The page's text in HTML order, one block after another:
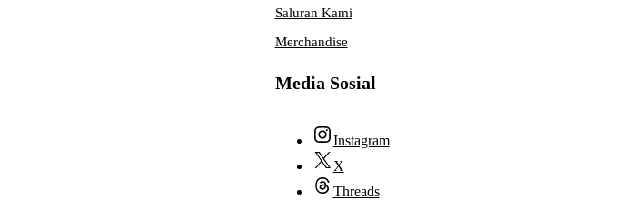
Saluran Kami
Merchandise
Media Sosial
Instagram
X
Threads